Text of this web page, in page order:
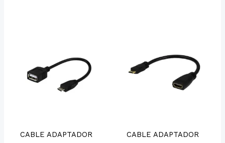
CABLE ADAPTADOR
CABLE ADAPTADOR